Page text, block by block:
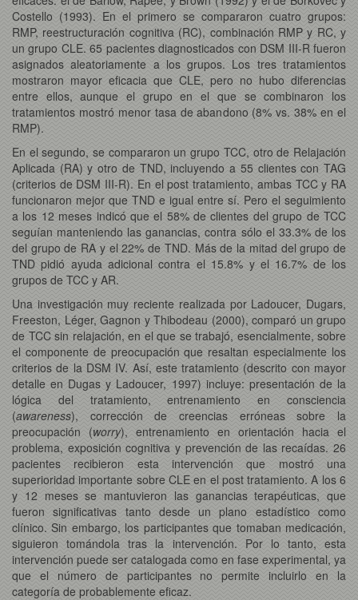
Costello (1993). En el primero se compararon cuatro grupos:
RMP, reestructuración cognitiva (RC), combinación RMP y RC, y
un grupo CLE. 65 pacientes diagnosticados con DSM III-R fueron
asignados aleatoriamente a los grupos. Los tres tratamientos
mostraron mayor eficacia que CLE, pero no hubo diferencias
entre ellos, aunque el grupo en el que se combinaron los
tratamientos mostró menor tasa de abandono (8% vs. 38% en el
RMP).
En el segundo, se compararon un grupo TCC, otro de Relajación
Aplicada (RA) y otro de TND, incluyendo a 55 clientes con TAG
(criterios de DSM III-R). En el post tratamiento, ambas TCC y RA
funcionaron mejor que TND e igual entre sí. Pero el seguimiento
a los 12 meses indicó que el 58% de clientes del grupo de TCC
seguían manteniendo las ganancias, contra sólo el 33.3% de los
del grupo de RA y el 22% de TND. Más de la mitad del grupo de
TND pidió ayuda adicional contra el 15.8% y el 16.7% de los
grupos de TCC y AR.
Una investigación muy reciente realizada por Ladoucer, Dugars,
Freeston, Léger, Gagnon y Thibodeau (2000), comparó un grupo
de TCC sin relajación, en el que se trabajó, esencialmente, sobre
el componente de preocupación que resaltan especialmente los
criterios de la DSM IV. Así, este tratamiento (descrito con mayor
detalle en Dugas y Ladoucer, 1997) incluye: presentación de la
lógica del tratamiento, entrenamiento en consciencia
(awareness), corrección de creencias erróneas sobre la
preocupación (worry), entrenamiento en orientación hacia el
problema, exposición cognitiva y prevención de las recaídas. 26
pacientes recibieron esta intervención que mostró una
superioridad importante sobre CLE en el post tratamiento. A los 6
y 12 meses se mantuvieron las ganancias terapéuticas, que
fueron significativas tanto desde un plano estadístico como
clínico. Sin embargo, los participantes que tomaban medicación,
siguieron tomándola tras la intervención. Por lo tanto, esta
intervención puede ser catalogada como en fase experimental, ya
que el número de participantes no permite incluirlo en la
categoría de probablemente eficaz.